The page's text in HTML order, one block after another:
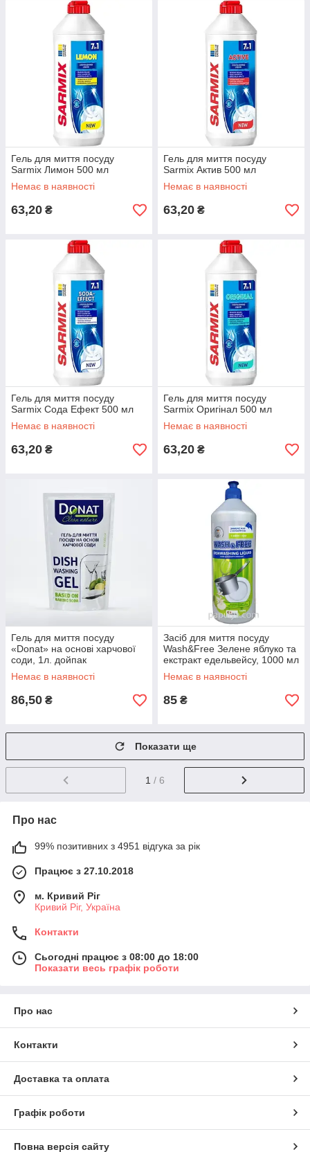
Гель для миття посуду
Sarmix Лимон 500 мл
Немає в наявності
63,20 ₴
Гель для миття посуду
Sarmix Актив 500 мл
Немає в наявності
63,20 ₴
Гель для миття посуду
Sarmix Сода Ефект 500 мл
Немає в наявності
63,20 ₴
Гель для миття посуду
Sarmix Оригінал 500 мл
Немає в наявності
63,20 ₴
Гель для миття посуду
«Donat» на основі харчової
соди, 1л. дойпак
Немає в наявності
86,50 ₴
Засіб для миття посуду
Wash&Free Зелене яблуко та
екстракт едельвейсу, 1000 мл
Немає в наявності
85 ₴
Показати ще
1 / 6
Про нас
99% позитивних з 4951 відгука за рік
Працює з 27.10.2018
м. Кривий Ріг
Кривий Ріг, Україна
Контакти
Сьогодні працює з 08:00 до 18:00
Показати весь графік роботи
Про нас
Контакти
Доставка та оплата
Графік роботи
Повна версія сайту